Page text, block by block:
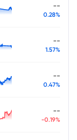
--
0.28%
--
1.57%
--
0.47%
--
-0.19%